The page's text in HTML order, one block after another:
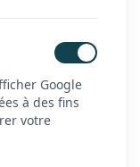
de gamme
et Google
à des fins
votre